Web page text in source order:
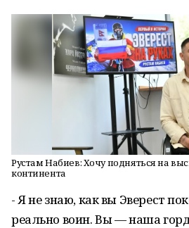
Рустам Набиев: Хочу подняться на
континента
- Я не знаю, как вы Эверест
реально воин. Вы — наша